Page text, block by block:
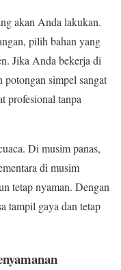
akan Anda lakukan.
pilih bahan yang
Jika Anda bekerja di
potongan simpel sangat
profesional tanpa
Di musim panas,
di musim
tetap nyaman. Dengan
tampil gaya dan tetap